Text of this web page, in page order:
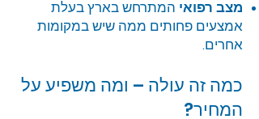
מצב רפואי המתרחש בארץ בעלת
אמצעים פחותים ממה שיש במקומות
אחרים.
כמה זה עולה – ומה משפיע על
המחיר?